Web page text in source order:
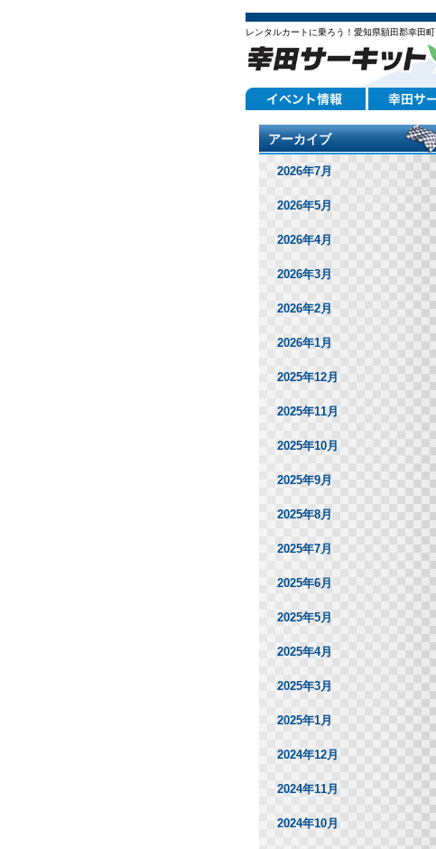
レンタルカートに乗ろう！愛知県額田郡幸田町
アーカイブ
2026年7月
2026年5月
2026年4月
2026年3月
2026年2月
2026年1月
2025年12月
2025年11月
2025年10月
2025年9月
2025年8月
2025年7月
2025年6月
2025年5月
2025年4月
2025年3月
2025年1月
2024年12月
2024年11月
2024年10月